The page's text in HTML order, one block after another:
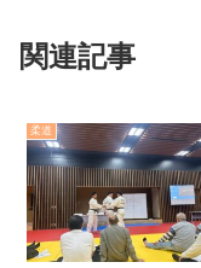
関連記事
柔道